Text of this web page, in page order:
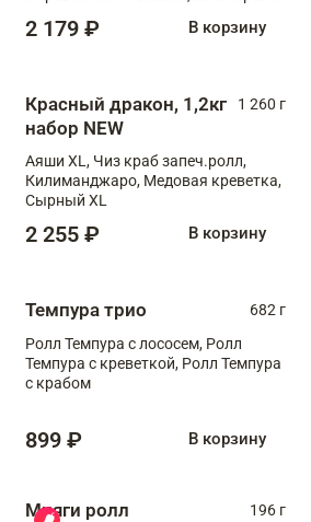
2 179 ₽ В корзину
Красный дракон, 1,2кг
набор NEW
1 260 г
Аяши XL, Чиз краб запеч.ролл,
Килиманджаро, Медовая креветка,
Сырный XL
2 255 ₽ В корзину
Темпура трио
682 г
Ролл Темпура с лососем, Ролл
Темпура с креветкой, Ролл Темпура
с крабом
899 ₽ В корзину
Мияги ролл
196 г